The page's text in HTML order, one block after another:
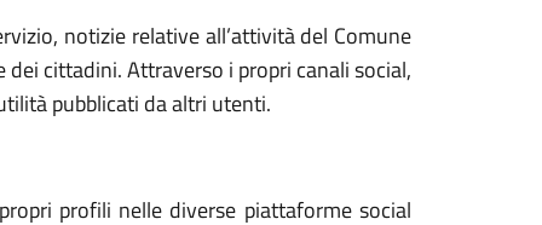
notizie relative all’attività del Comune
cittadini. Attraverso i propri canali social,
pubblicati da altri utenti.
profili nelle diverse piattaforme social